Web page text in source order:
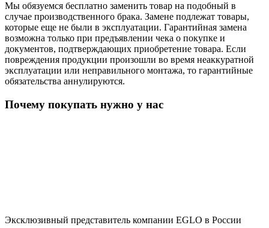
Мы обязуемся бесплатно заменить товар на подобный в
случае производственного брака. Замене подлежат товары,
которые еще не были в эксплуатации. Гарантийная замена
возможна только при предъявлении чека о покупке и
документов, подтверждающих приобретение товара. Если
повреждения продукции произошли во время неаккуратной
эксплуатации или неправильного монтажа, то гарантийные
обязательства аннулируются.
Почему покупать нужно у нас
Эксклюзивный представитель компании EGLO в России